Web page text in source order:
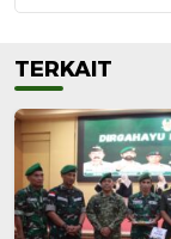
TERKAIT